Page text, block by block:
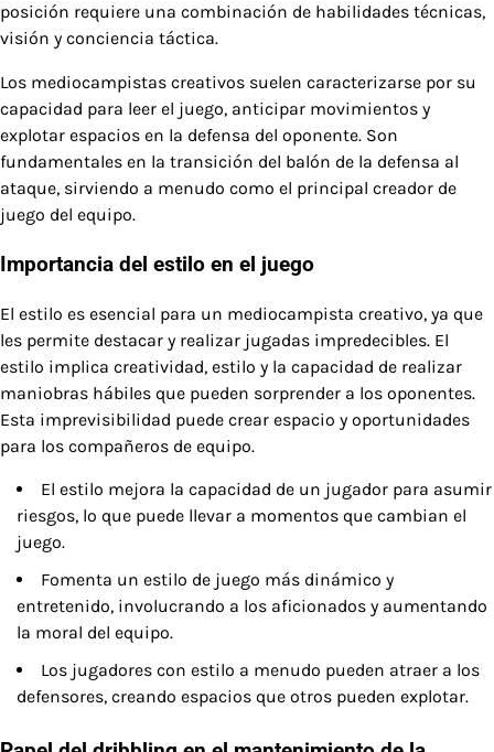
posición requiere una combinación de habilidades técnicas,
visión y conciencia táctica.
Los mediocampistas creativos suelen caracterizarse por su
capacidad para leer el juego, anticipar movimientos y
explotar espacios en la defensa del oponente. Son
fundamentales en la transición del balón de la defensa al
ataque, sirviendo a menudo como el principal creador de
juego del equipo.
Importancia del estilo en el juego
El estilo es esencial para un mediocampista creativo, ya que
les permite destacar y realizar jugadas impredecibles. El
estilo implica creatividad, estilo y la capacidad de realizar
maniobras hábiles que pueden sorprender a los oponentes.
Esta imprevisibilidad puede crear espacio y oportunidades
para los compañeros de equipo.
El estilo mejora la capacidad de un jugador para asumir
riesgos, lo que puede llevar a momentos que cambian el
juego.
Fomenta un estilo de juego más dinámico y
entretenido, involucrando a los aficionados y aumentando
la moral del equipo.
Los jugadores con estilo a menudo pueden atraer a los
defensores, creando espacios que otros pueden explotar.